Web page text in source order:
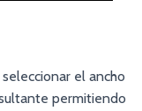
el ancho
permitiendo